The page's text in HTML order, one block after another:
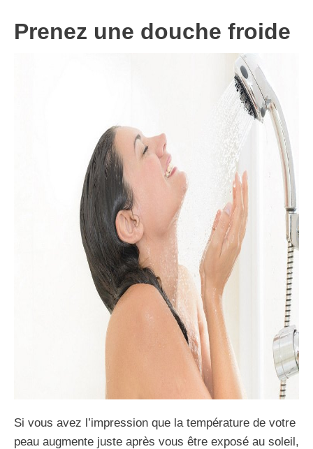
Prenez une douche froide
Si vous avez l’impression que la température de votre
peau augmente juste après vous être exposé au soleil,